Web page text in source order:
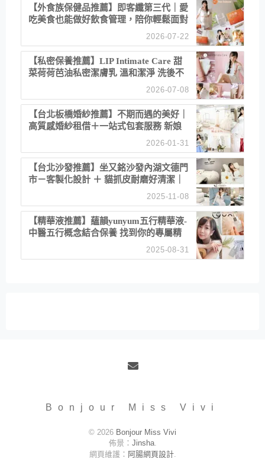
【外食族保健品推薦】即客纖第三代｜愛
吃美食也能做好飲食管理，陪你輕鬆面對
2026-07-22
【私密保養推薦】LIP Intimate Care 甜
菜荷荷芭油私密潔膚乳 溫和潔淨 洗後不
2026-07-08
【台北板橋婚紗推薦】不期而遇的美好｜
高質感婚紗租借＋一站式包套服務 新娘
2026-01-31
【台北沙發推薦】坐又銘沙發內湖文德門
市－客製化設計 ＋ 貓抓皮耐磨好清潔｜
直營直銷、價格透明 高CP值打造夢想
2025-11-08
【精華液推薦】蘊韻yunyum五行精華液-
中醫五行概念結合保養 找到你的專屬精
華！ 水㊀土㊀就選「潤・賦精華」維持
2025-08-31
Bonjour Miss Vivi
© 2026 Bonjour Miss Vivi
佈景： Jinsha.
網頁維護： 阿腸網頁設計.